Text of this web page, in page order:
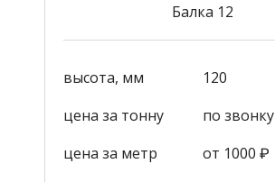
Балка 12
высота, мм
120
цена за тонну
по звонку
цена за метр
от 1000 ₽